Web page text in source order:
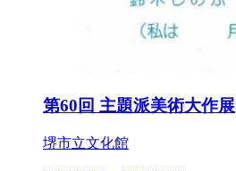
第60回 主題派美術大作展
堺市立文化館